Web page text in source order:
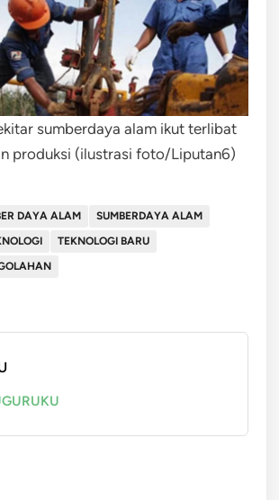
sumberdaya alam ikut terlibat
produksi (ilustrasi foto/Liputan6)
DAYA ALAM
SUMBERDAYA ALAM
TEKNOLOGI BARU